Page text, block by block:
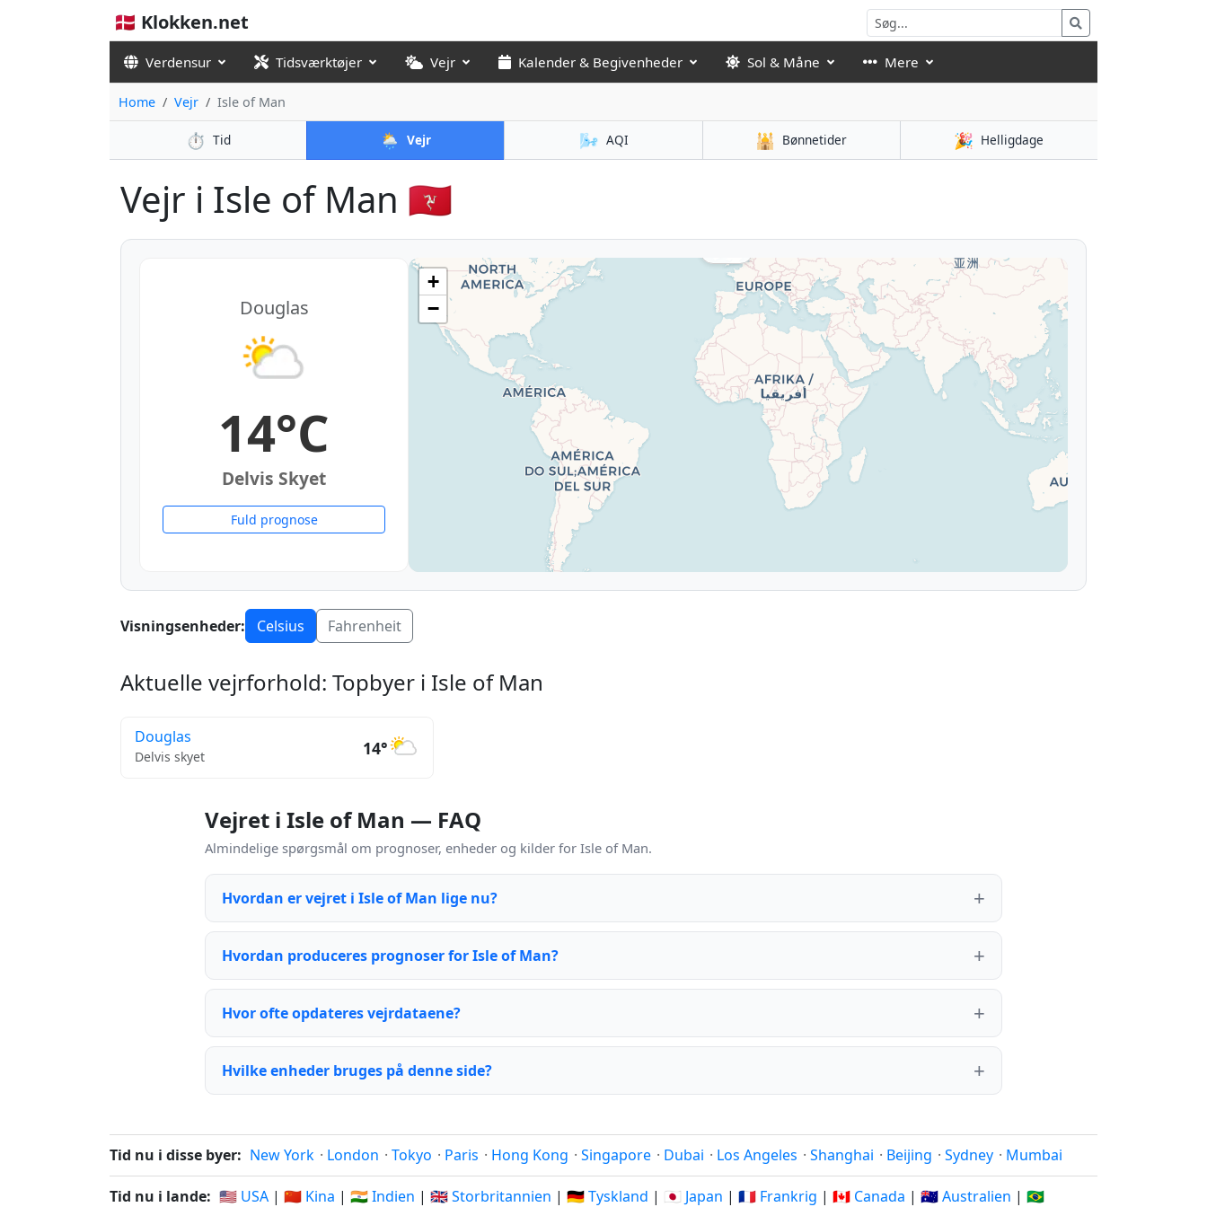
🇩🇰 Klokken.net
Verdensur Tidsværktøjer Vejr Kalender & Begivenheder Sol & Måne Mere
Home Vejr Isle of Man
⏱️ Tid 🌦️ Vejr 🌬️ AQI 🕌 Bønnetider 🎉 Helligdage
Vejr i Isle of Man 🇮🇲
Douglas
14°C
Delvis Skyet
Fuld prognose
+
−
Visningsenheder: Celsius Fahrenheit
Aktuelle vejrforhold: Topbyer i Isle of Man
Douglas
Delvis skyet 14°
Vejret i Isle of Man — FAQ
Almindelige spørgsmål om prognoser, enheder og kilder for Isle of Man.
Hvordan er vejret i Isle of Man lige nu?
Hvordan produceres prognoser for Isle of Man?
Hvor ofte opdateres vejrdataene?
Hvilke enheder bruges på denne side?
Tid nu i disse byer: New York · London · Tokyo · Paris · Hong Kong · Singapore · Dubai · Los Angeles · Shanghai · Beijing · Sydney · Mumbai
Tid nu i lande: 🇺🇸 USA | 🇨🇳 Kina | 🇮🇳 Indien | 🇬🇧 Storbritannien | 🇩🇪 Tyskland | 🇯🇵 Japan | 🇫🇷 Frankrig | 🇨🇦 Canada | 🇦🇺 Australien | 🇧🇷